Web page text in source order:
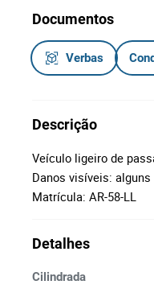
Documentos
Verbas
Descrição
Veículo ligeiro de
Danos visíveis:
Matrícula: AR-58-LL
Detalhes
Cilindrada